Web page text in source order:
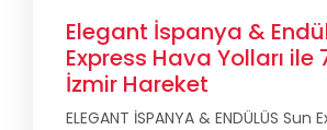
Elegant İspanya &
Express Hava Yolları ile
İzmir Hareket
ELEGANT İSPANYA & ENDÜLÜS Sun